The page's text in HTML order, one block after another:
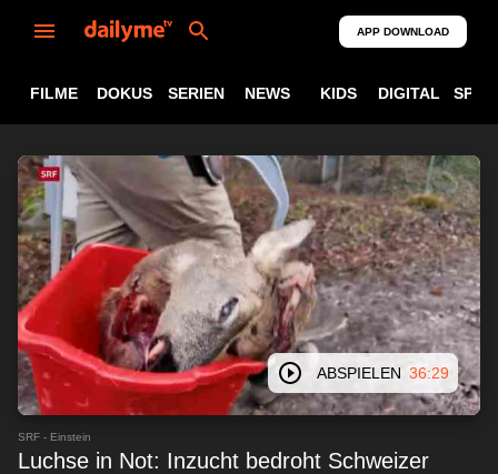
APP DOWNLOAD
FILME DOKUS SERIEN NEWS KIDS DIGITAL
ABSPIELEN 36:29
SRF - Einstein
Luchse in Not: Inzucht bedroht Schweizer